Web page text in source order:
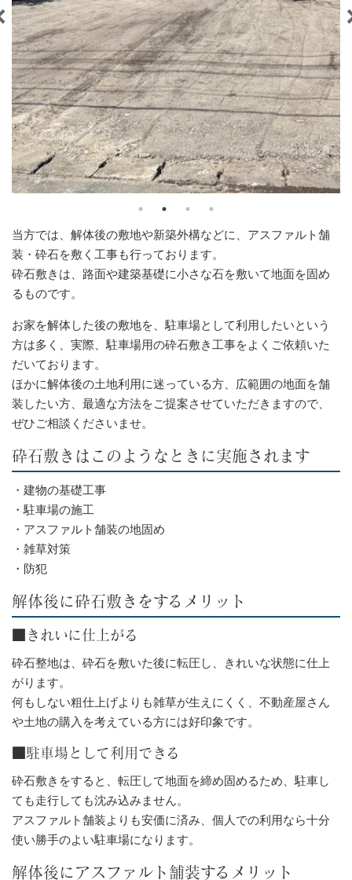
当方では、解体後の敷地や新築外構などに、アスファルト舗
装・砕石を敷く工事も行っております。
砕石敷きは、路面や建築基礎に小さな石を敷いて地面を固め
るものです。
お家を解体した後の敷地を、駐車場として利用したいという
方は多く、実際、駐車場用の砕石敷き工事をよくご依頼いた
だいております。
ほかに解体後の土地利用に迷っている方、広範囲の地面を舗
装したい方、最適な方法をご提案させていただきますので、
ぜひご相談くださいませ。
砕石敷きはこのようなときに実施されます
・建物の基礎工事
・駐車場の施工
・アスファルト舗装の地固め
・雑草対策
・防犯
解体後に砕石敷きをするメリット
■きれいに仕上がる
砕石整地は、砕石を敷いた後に転圧し、きれいな状態に仕上
がります。
何もしない粗仕上げよりも雑草が生えにくく、不動産屋さん
や土地の購入を考えている方には好印象です。
■駐車場として利用できる
砕石敷きをすると、転圧して地面を締め固めるため、駐車し
ても走行しても沈み込みません。
アスファルト舗装よりも安価に済み、個人での利用なら十分
使い勝手のよい駐車場になります。
解体後にアスファルト舗装するメリット